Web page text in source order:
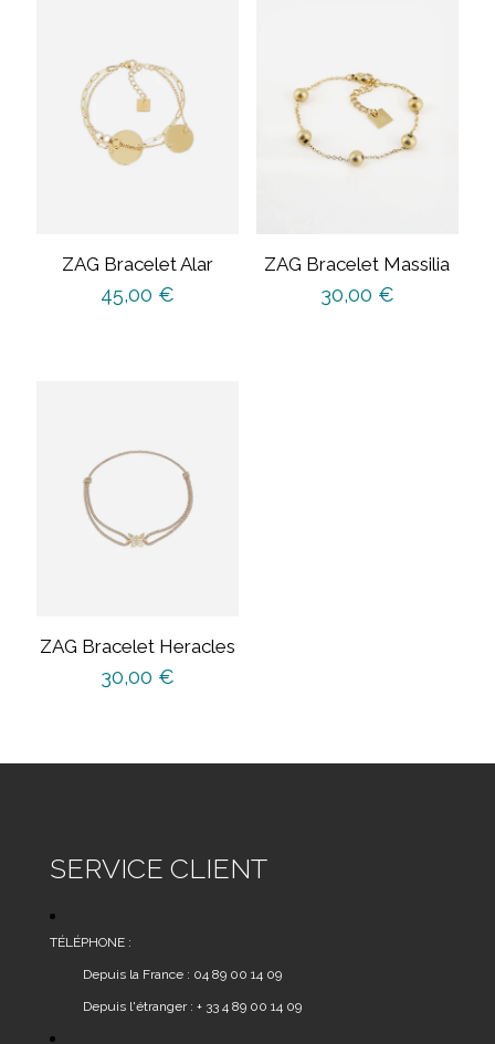
ZAG Bracelet Alar
45,00 €
ZAG Bracelet Massilia
30,00 €
ZAG Bracelet Heracles
30,00 €
SERVICE CLIENT
TÉLÉPHONE :
Depuis la France : 04 89 00 14 09
Depuis l'étranger : + 33 4 89 00 14 09